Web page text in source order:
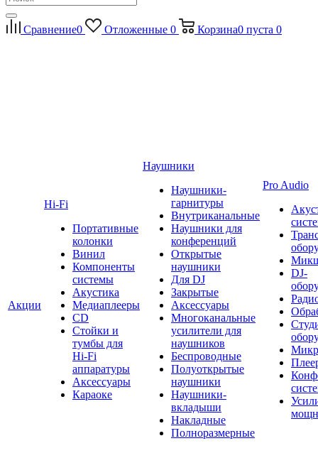
Сравнение0 Отложенные 0 Корзина0 пуста 0
Акции
Hi-Fi
Портативные
колонки
Винил
Компоненты
системы
Акустика
Медиаплееры
CD
Стойки и
тумбы для
Hi-Fi
аппаратуры
Аксессуары
Караоке
Наушники
Наушники-
гарнитуры
Внутриканальные
Наушники для
конференций
Открытые
наушники
Для DJ
Закрытые
Аксессуары
Многоканальные
усилители для
наушников
Беспроводные
Полуоткрытые
наушники
Наушники-
вкладыши
Накладные
Полноразмерные
Pro Audio
DJ-